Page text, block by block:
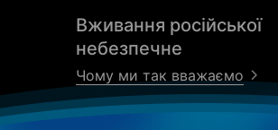
Вживання російської
небезпечне
Чому ми так вважаємо